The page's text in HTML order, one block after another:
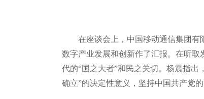
在座谈会上，中国移动通信集团
数字产业发展和创新作了汇报。在听
代的“国之大者”和民之关切。杨震指
确立”的决定性意义，坚持中国共产党